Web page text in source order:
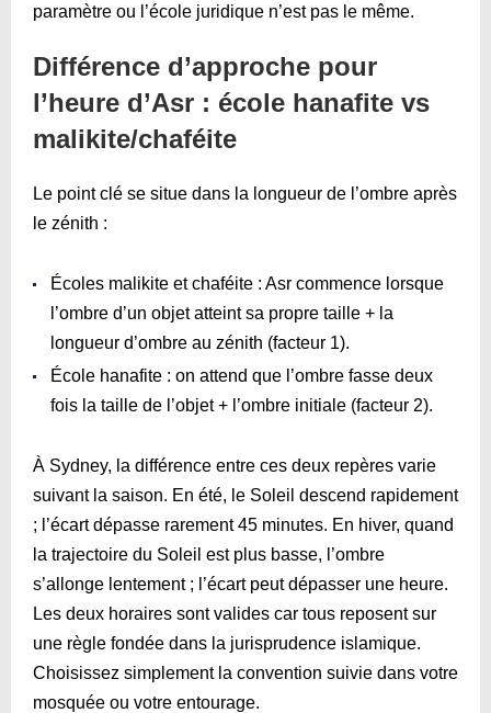
paramètre ou l’école juridique n’est pas le même.
Différence d’approche pour
l’heure d’Asr : école hanafite vs
malikite/chaféite
Le point clé se situe dans la longueur de l’ombre après
le zénith :
Écoles malikite et chaféite : Asr commence lorsque
l’ombre d’un objet atteint sa propre taille + la
longueur d’ombre au zénith (facteur 1).
École hanafite : on attend que l’ombre fasse deux
fois la taille de l’objet + l’ombre initiale (facteur 2).
À Sydney, la différence entre ces deux repères varie
suivant la saison. En été, le Soleil descend rapidement
; l’écart dépasse rarement 45 minutes. En hiver, quand
la trajectoire du Soleil est plus basse, l’ombre
s’allonge lentement ; l’écart peut dépasser une heure.
Les deux horaires sont valides car tous reposent sur
une règle fondée dans la jurisprudence islamique.
Choisissez simplement la convention suivie dans votre
mosquée ou votre entourage.